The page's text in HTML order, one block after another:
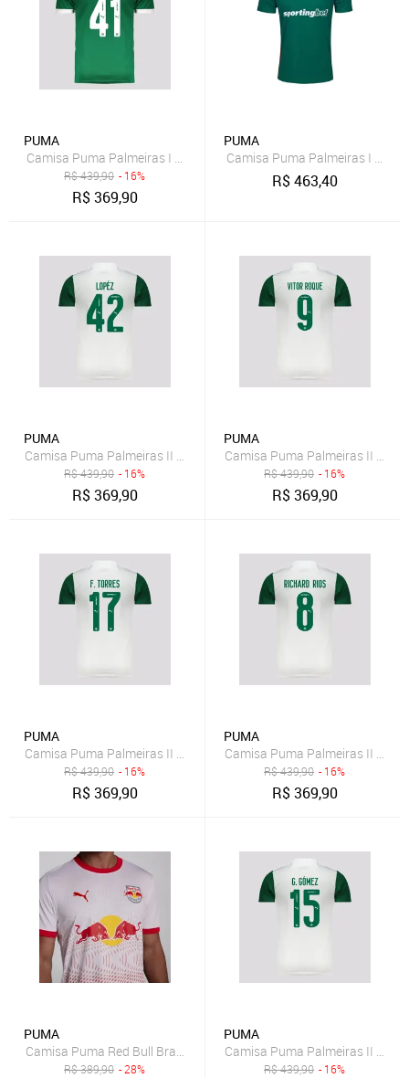
PUMA
Camisa Puma Palmeiras I 2025 41 Estêvão
R$439,90 - 16%
R$369,90
PUMA
Camisa Puma Palmeiras I
R$463,40
PUMA
Camisa Puma Palmeiras II 2025 42 F. López
R$439,90 - 16%
R$369,90
PUMA
Camisa Puma Palmeiras II
R$439,90 - 16%
R$369,90
PUMA
Camisa Puma Palmeiras II 2025 17 F. Torres
R$439,90 - 16%
R$369,90
PUMA
Camisa Puma Palmeiras II 2025
R$439,90 - 16%
R$369,90
PUMA
Camisa Puma Red Bull Bragantino I 2025
R$389,90 - 28%
PUMA
Camisa Puma Palmeiras II 2025
R$439,90 - 16%